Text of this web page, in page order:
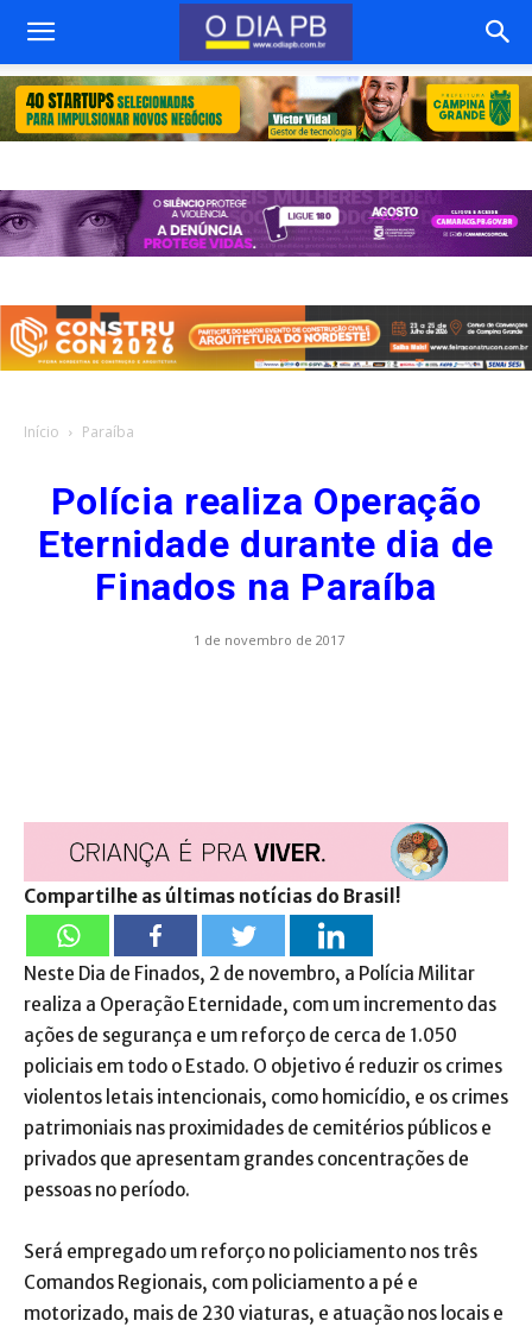
Início Paraíba
Polícia realiza Operação
Eternidade durante dia de
Finados na Paraíba
1 de novembro de 2017
Compartilhe as últimas notícias do Brasil!
Neste Dia de Finados, 2 de novembro, a Polícia Militar
realiza a Operação Eternidade, com um incremento das
ações de segurança e um reforço de cerca de 1.050
policiais em todo o Estado. O objetivo é reduzir os crimes
violentos letais intencionais, como homicídio, e os crimes
patrimoniais nas proximidades de cemitérios públicos e
privados que apresentam grandes concentrações de
pessoas no período.
Será empregado um reforço no policiamento nos três
Comandos Regionais, com policiamento a pé e
motorizado, mais de 230 viaturas, e atuação nos locais e